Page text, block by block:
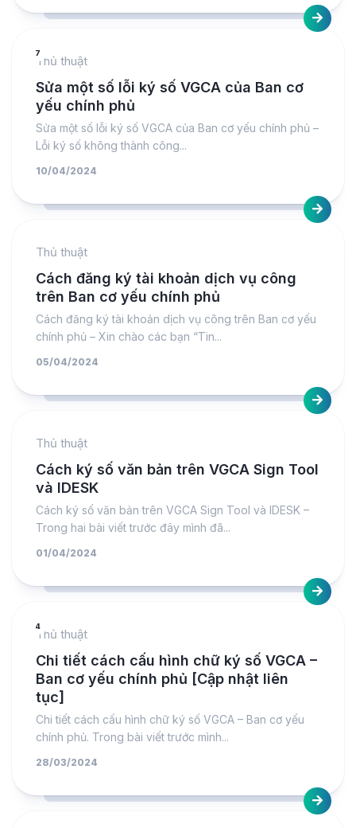
7
Thủ thuật
Sửa một số lỗi ký số VGCA của Ban cơ
yếu chính phủ
Sửa một số lỗi ký số VGCA của Ban cơ yếu chính phủ –
Lỗi ký số không thành công...
10/04/2024
Thủ thuật
Cách đăng ký tài khoản dịch vụ công
trên Ban cơ yếu chính phủ
Cách đăng ký tài khoản dịch vụ công trên Ban cơ yếu
chính phủ – Xin chào các bạn “Tin...
05/04/2024
Thủ thuật
Cách ký số văn bản trên VGCA Sign Tool
và IDESK
Cách ký số văn bản trên VGCA Sign Tool và IDESK –
Trong hai bài viết trước đây mình đã...
01/04/2024
4
Thủ thuật
Chi tiết cách cấu hình chữ ký số VGCA –
Ban cơ yếu chính phủ [Cập nhật liên
tục]
Chi tiết cách cấu hình chữ ký số VGCA – Ban cơ yếu
chính phủ. Trong bài viết trước mình...
28/03/2024